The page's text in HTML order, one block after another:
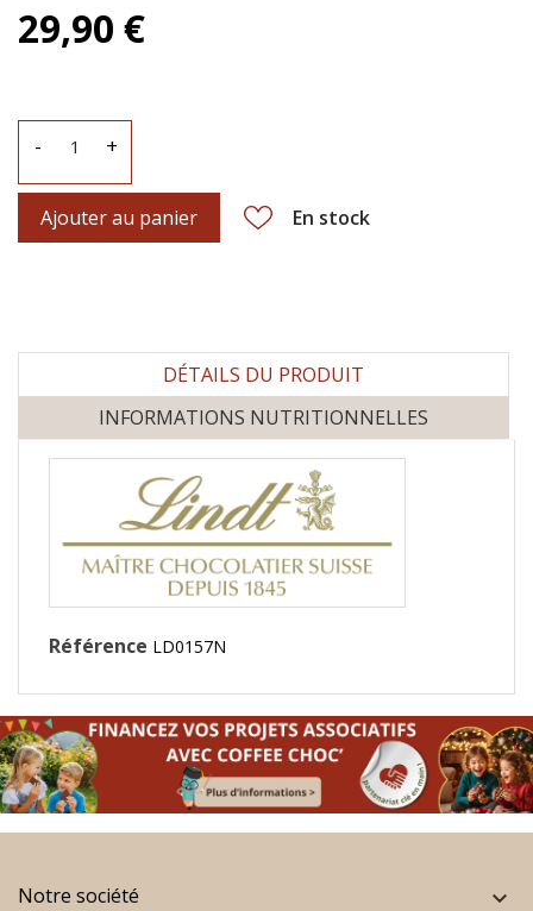
29,90 €
- +
Ajouter au panier En stock
DÉTAILS DU PRODUIT
INFORMATIONS NUTRITIONNELLES
Référence LD0157N
Notre société 